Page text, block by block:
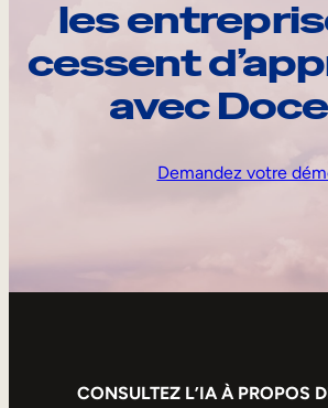
les
cessent
avec
Demandez votre
CONSULTEZ L’IA À PROPOS